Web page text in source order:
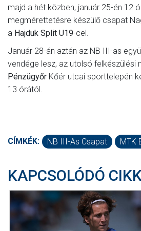
majd a hét közben, január 25-én 12
megmérettetésre készülő csapat
a Hajduk Split U19-cel.
Január 28-án aztán az NB III-as
vendége lesz, az utolsó felkészülési
Pénzügyőr Kőér utcai sporttelepén
13 órától.
CÍMKÉK: NB III-As Csapat MTK
KAPCSOLÓDÓ